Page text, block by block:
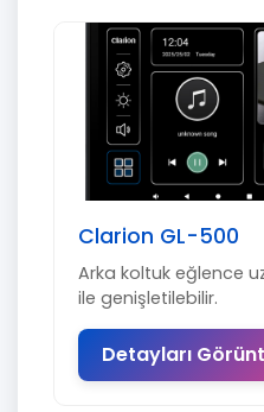
Clarion GL-500
Arka koltuk eğlence
ile genişletilebilir.
Detayları